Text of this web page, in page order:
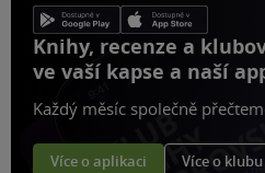
Knihy, recenze a
ve vaší kapse a naší
Každý měsíc společně
Více o aplikaci Více o klubu